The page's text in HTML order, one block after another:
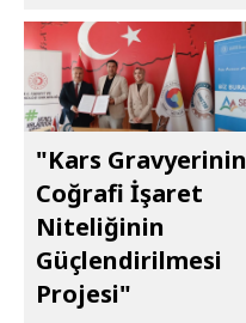
"Kars Gravyerinin
Coğrafi İşaret
Niteliğinin
Güçlendirilmesi
Projesi"